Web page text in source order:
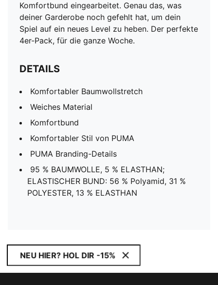
Komfortbund eingearbeitet. Genau das, was
deiner Garderobe noch gefehlt hat, um dein
Spiel auf ein neues Level zu heben. Der perfekte
4er-Pack, für die ganze Woche.
DETAILS
Komfortabler Baumwollstretch
Weiches Material
Komfortbund
Komfortabler Stil von PUMA
PUMA Branding-Details
95 % BAUMWOLLE, 5 % ELASTHAN;
ELASTISCHER BUND: 56 % Polyamid, 31 %
POLYESTER, 13 % ELASTHAN
NEU HIER? HOL DIR -15%